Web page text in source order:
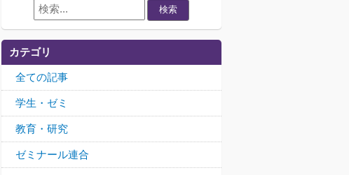
検索
カテゴリ
全ての記事
学生・ゼミ
教育・研究
ゼミナール連合